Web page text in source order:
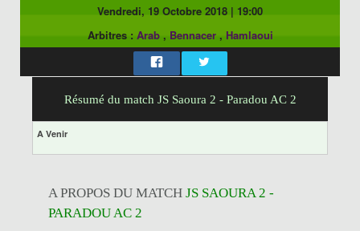
Vendredi, 19 Octobre 2018 | 19:00
Arbitres : Arab, Bennacer, Hamlaoui
Résumé du match JS Saoura 2 - Paradou AC 2
A Venir
A PROPOS DU MATCH JS SAOURA 2 -
PARADOU AC 2